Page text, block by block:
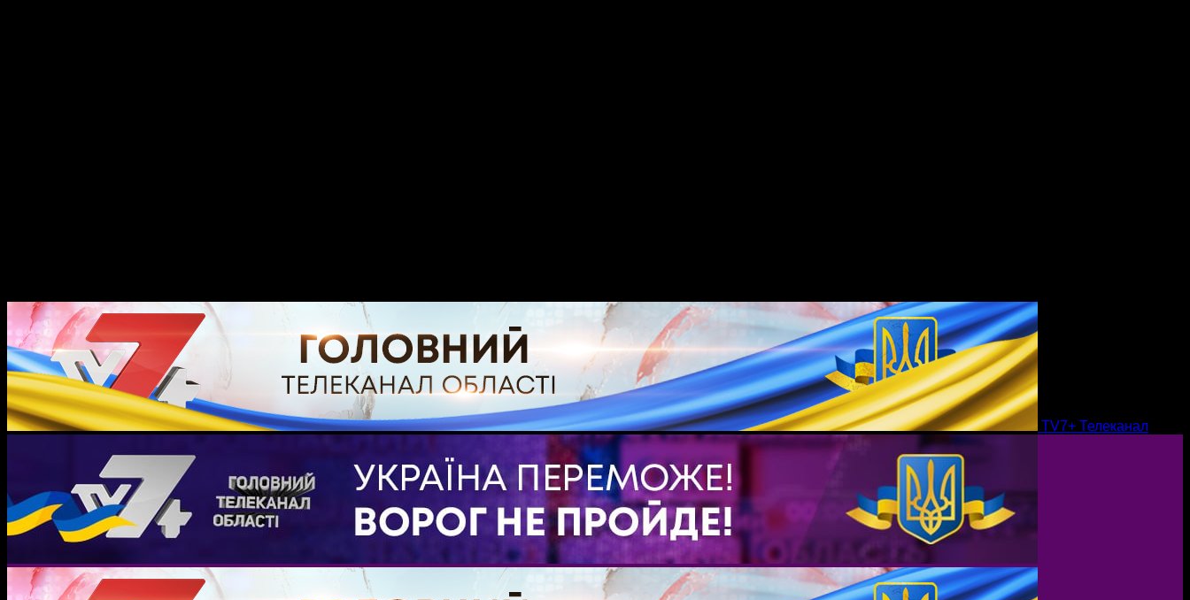
TV7+ Телеканал